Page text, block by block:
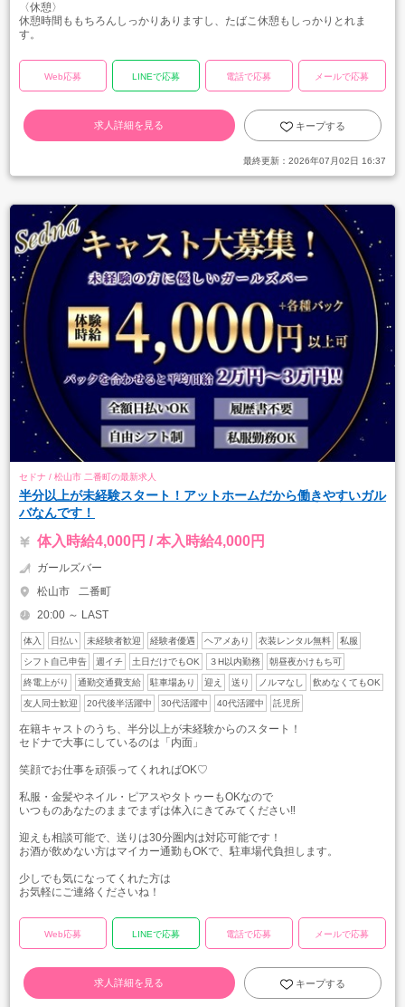
〈休憩〉
休憩時間ももちろんしっかりありますし、たばこ休憩もしっかりとれま
す。
Web応募 LINEで応募 電話で応募 メールで応募
求人詳細を見る キープする
最終更新： 2026年07月02日 16:37
セドナ / 松山市 二番町の最新求人
半分以上が未経験スタート！アットホームだから働きやすいガル
バなんです！
体入時給4,000円 / 本入時給4,000円
ガールズバー
松山市
二番町
20:00 ～ LAST
体入 日払い 未経験者歓迎 経験者優遇 ヘアメあり 衣装レンタル無料 私服
シフト自己申告 週イチ 土日だけでもOK ３H以内勤務 朝昼夜かけもち可
終電上がり 通勤交通費支給 駐車場あり 迎え 送り ノルマなし 飲めなくてもOK
友人同士歓迎 20代後半活躍中 30代活躍中 40代活躍中 託児所
在籍キャストのうち、半分以上が未経験からのスタート！
セドナで大事にしているのは「内面」
笑顔でお仕事を頑張ってくれればOK♡
私服・金髪やネイル・ピアスやタトゥーもOKなので
いつものあなたのままでまずは体入にきてみてください‼
迎えも相談可能で、送りは30分圏内は対応可能です！
お酒が飲めない方はマイカー通勤もOKで、駐車場代負担します。
少しでも気になってくれた方は
お気軽にご連絡くださいね！
Web応募 LINEで応募 電話で応募 メールで応募
求人詳細を見る キープする